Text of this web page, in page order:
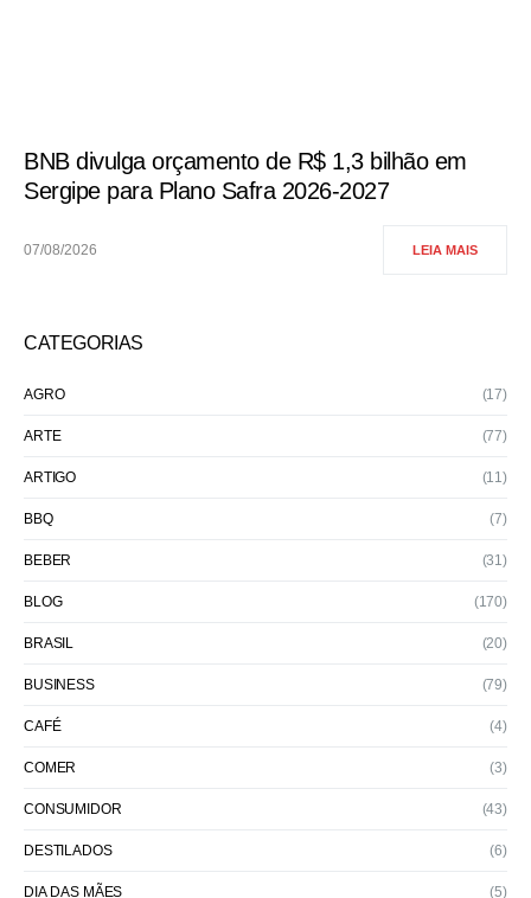
BNB divulga orçamento de R$ 1,3 bilhão em
Sergipe para Plano Safra 2026-2027
07/08/2026 LEIA MAIS
CATEGORIAS
AGRO (17)
ARTE (77)
ARTIGO (11)
BBQ (7)
BEBER (31)
BLOG (170)
BRASIL (20)
BUSINESS (79)
CAFÉ (4)
COMER (3)
CONSUMIDOR (43)
DESTILADOS (6)
DIA DAS MÃES (5)